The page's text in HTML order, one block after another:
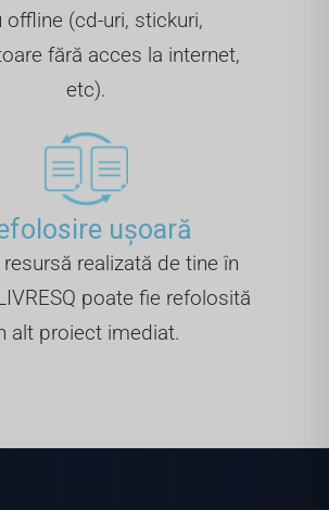
offline (cd-uri, stickuri,
fără acces la internet,
etc).
ușoară
realizată de tine în
poate fie refolosită
alt proiect imediat.